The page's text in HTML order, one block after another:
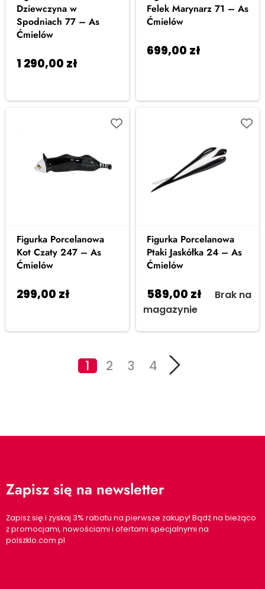
Dziewczyna w
Spodniach 77 – As
Ćmielów
1 290,00 zł
Felek Marynarz 71 – As
Ćmielów
699,00 zł
Figurka Porcelanowa
Kot Czaty 247 – As
Ćmielów
299,00 zł
Figurka Porcelanowa
Ptaki Jaskółka 24 – As
Ćmielów
589,00 zł
Brak na
magazynie
1 2 3 4
Zapisz się na newsletter
Zapisz się i zyskaj 3% rabatu na pierwsze zakupy! Bądź na bieżąco
z promocjami, nowościami i ofertami specjalnymi na
polszklo.com.pl